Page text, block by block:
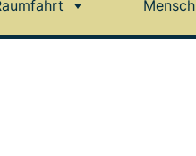
Mensch